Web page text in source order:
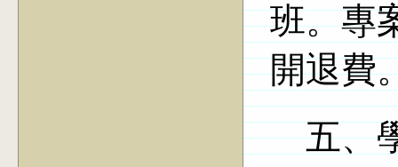
班。專
開退費
五、學